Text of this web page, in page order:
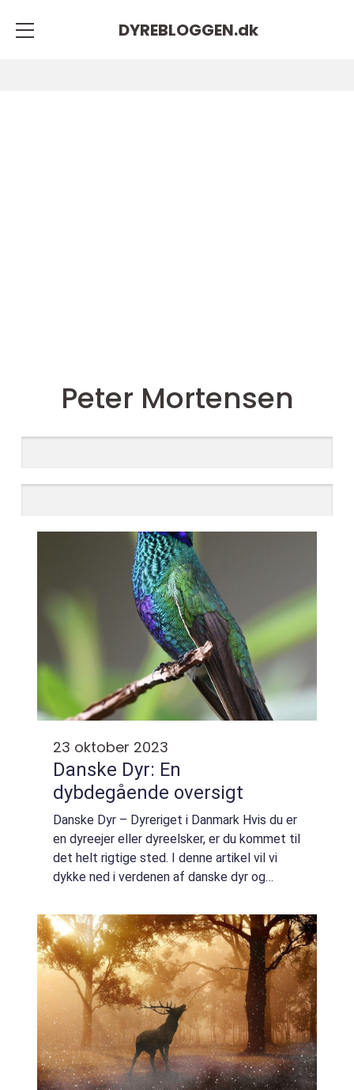
DYREBLOGGEN.dk
Peter Mortensen
23 oktober 2023
Danske Dyr: En
dybdegående oversigt
Danske Dyr – Dyreriget i Danmark Hvis du er
en dyreejer eller dyreelsker, er du kommet til
det helt rigtige sted. I denne artikel vil vi
dykke ned i verdenen af danske dyr og
denne fascinerende fauna...